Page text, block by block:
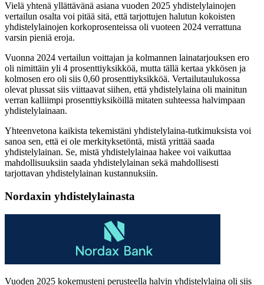
Vielä yhtenä yllättävänä asiana vuoden 2025 yhdistelylainojen
vertailun osalta voi pitää sitä, että tarjottujen halutun kokoisten
yhdistelylainojen korkoprosenteissa oli vuoteen 2024 verrattuna
varsin pieniä eroja.
Vuonna 2024 vertailun voittajan ja kolmannen lainatarjouksen ero
oli nimittäin yli 4 prosenttiyksikköä, mutta tällä kertaa ykkösen ja
kolmosen ero oli siis 0,60 prosenttiyksikköä. Vertailutaulukossa
olevat plussat siis viittaavat siihen, että yhdistelylaina oli mainitun
verran kalliimpi prosenttiyksiköillä mitaten suhteessa halvimpaan
yhdistelylainaan.
Yhteenvetona kaikista tekemistäni yhdistelylaina-tutkimuksista voi
sanoa sen, että ei ole merkityksetöntä, mistä yrittää saada
yhdistelylainan. Se, mistä yhdistelylainaa hakee voi vaikuttaa
mahdollisuuksiin saada yhdistelylainan sekä mahdollisesti
tarjottavan yhdistelylainan kustannuksiin.
Nordaxin yhdistelylainasta
Vuoden 2025 kokemusteni perusteella halvin yhdistelylaina oli siis